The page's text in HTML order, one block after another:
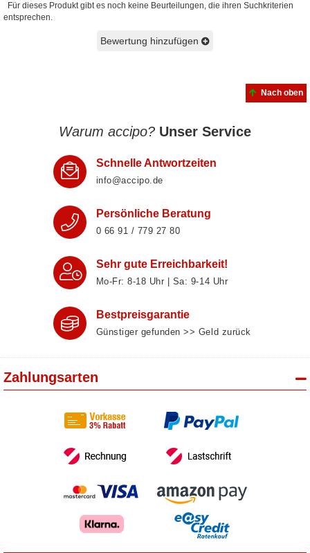
Für dieses Produkt gibt es noch keine Beurteilungen, die ihren Suchkriterien
entsprechen.
Bewertung hinzufügen
Nach oben
Warum accipo? Unser Service
Schnelle Antwortzeiten
info@accipo.de
Persönliche Beratung
0 66 91 / 779 27 80
Sehr gute Erreichbarkeit!
Mo-Fr: 8‑18 Uhr | Sa: 9‑14 Uhr
Bestpreisgarantie
Günstiger gefunden >> Geld zurück
Zahlungsarten